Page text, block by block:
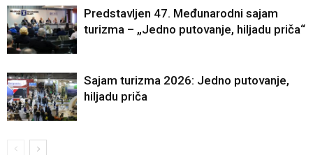
Predstavljen 47. Međunarodni sajam
turizma – „Jedno putovanje, hiljadu priča“
Sajam turizma 2026: Jedno putovanje,
hiljadu priča